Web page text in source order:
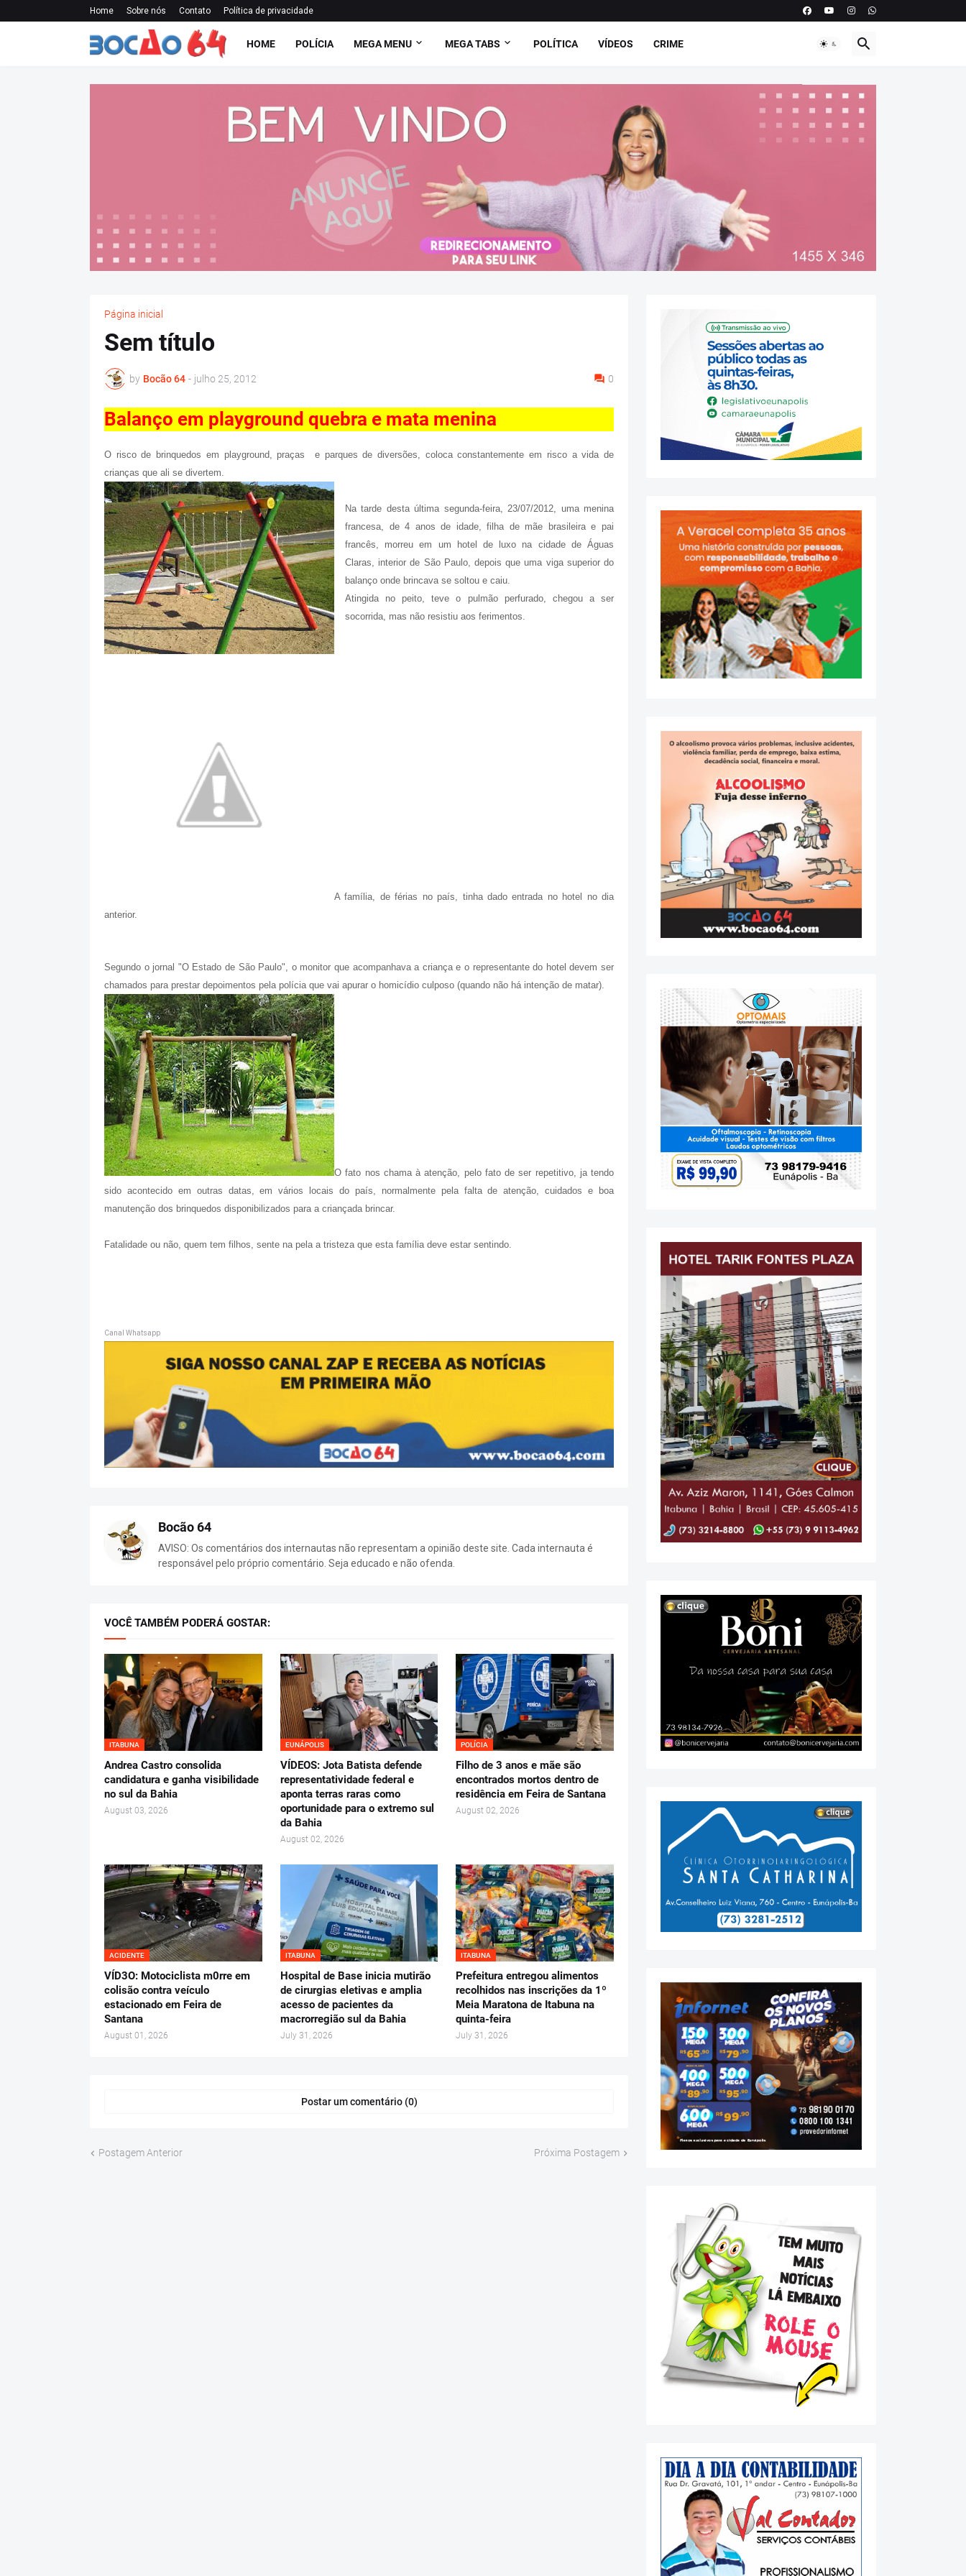
Home Sobre nós Contato Política de privacidade
HOME POLÍCIA MEGA MENU MEGA TABS POLÍTICA VÍDEOS CRIME
Página inicial
Sem título
by Bocão 64 - julho 25, 2012 0
Balanço em playground quebra e mata menina
O risco de brinquedos em playground, praças e parques de diversões, coloca constantemente em risco a vida de
crianças que ali se divertem.
Na tarde desta última segunda-feira, 23/07/2012, uma menina
francesa, de 4 anos de idade, filha de mãe brasileira e pai
francês, morreu em um hotel de luxo na cidade de Águas
Claras, interior de São Paulo, depois que uma viga superior do
balanço onde brincava se soltou e caiu.
Atingida no peito, teve o pulmão perfurado, chegou a ser
socorrida, mas não resistiu aos ferimentos.
A família, de férias no país, tinha dado entrada no hotel no dia
anterior.
Segundo o jornal "O Estado de São Paulo", o monitor que acompanhava a criança e o representante do hotel devem ser
chamados para prestar depoimentos pela polícia que vai apurar o homicídio culposo (quando não há intenção de matar).
O fato nos chama à atenção, pelo fato de ser repetitivo, ja tendo
sido acontecido em outras datas, em vários locais do país, normalmente pela falta de atenção, cuidados e boa
manutenção dos brinquedos disponibilizados para a criançada brincar.
Fatalidade ou não, quem tem filhos, sente na pela a tristeza que esta família deve estar sentindo.
Canal Whatsapp
Bocão 64
AVISO: Os comentários dos internautas não representam a opinião deste site. Cada internauta é
responsável pelo próprio comentário. Seja educado e não ofenda.
VOCÊ TAMBÉM PODERÁ GOSTAR:
ITABUNA
Andrea Castro consolida
candidatura e ganha visibilidade
no sul da Bahia
August 03, 2026
EUNÁPOLIS
VÍDEOS: Jota Batista defende
representatividade federal e
aponta terras raras como
oportunidade para o extremo sul
da Bahia
August 02, 2026
POLÍCIA
Filho de 3 anos e mãe são
encontrados mortos dentro de
residência em Feira de Santana
August 02, 2026
ACIDENTE
VÍD3O: Motociclista m0rre em
colisão contra veículo
estacionado em Feira de
Santana
August 01, 2026
ITABUNA
Hospital de Base inicia mutirão
de cirurgias eletivas e amplia
acesso de pacientes da
macrorregião sul da Bahia
July 31, 2026
ITABUNA
Prefeitura entregou alimentos
recolhidos nas inscrições da 1º
Meia Maratona de Itabuna na
quinta-feira
July 31, 2026
Postar um comentário (0)
Postagem Anterior Próxima Postagem